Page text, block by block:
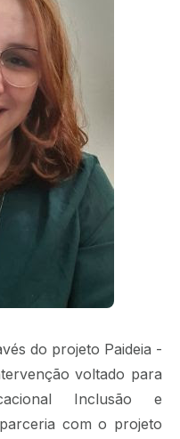
do projeto Paideia -
voltado para
Inclusão e
com o projeto